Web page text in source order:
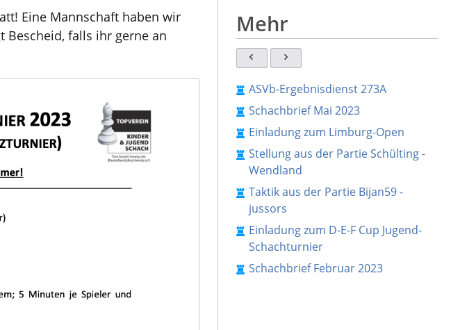
Eine Mannschaft haben wir
Bescheid, falls ihr gerne an
Mehr
ASVb-Ergebnisdienst 273A
Schachbrief Mai 2023
Einladung zum Limburg-Open
Stellung aus der Partie Schülting -
Wendland
Taktik aus der Partie Bijan59 -
jussors
Einladung zum D-E-F Cup Jugend-
Schachturnier
Schachbrief Februar 2023